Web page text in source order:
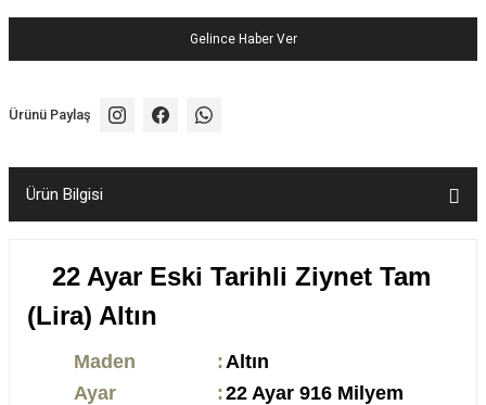
Gelince Haber Ver
Ürünü Paylaş
Ürün Bilgisi
22 Ayar Eski Tarihli Ziynet Tam
(Lira) Altın
Maden :Altın
Ayar
:22 Ayar 916 Milyem